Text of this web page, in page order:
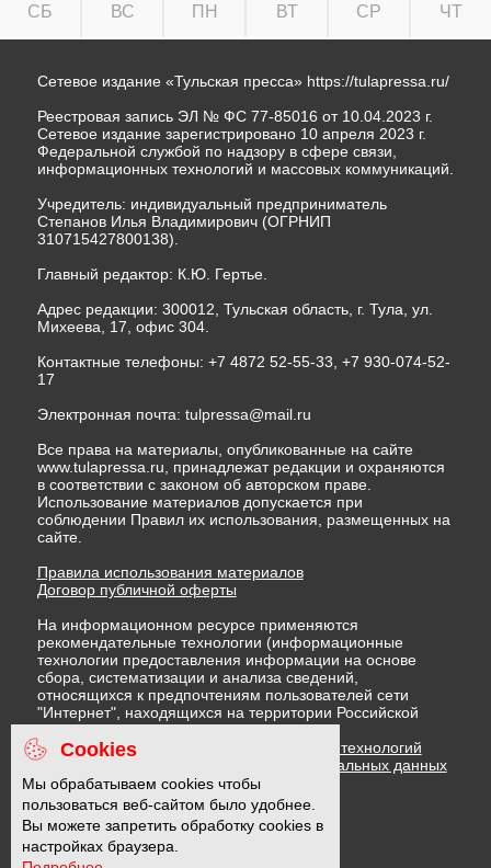
СБ ВС ПН ВТ СР ЧТ
Сетевое издание «Тульская пресса» https://tulapressa.ru/
Реестровая запись ЭЛ № ФС 77-85016 от 10.04.2023 г.
Сетевое издание зарегистрировано 10 апреля 2023 г.
Федеральной службой по надзору в сфере связи,
информационных технологий и массовых коммуникаций.
Учредитель: индивидуальный предприниматель
Степанов Илья Владимирович (ОГРНИП
310715427800138).
Главный редактор: К.Ю. Гертье.
Адрес редакции: 300012, Тульская область, г. Тула, ул.
Михеева, 17, офис 304.
Контактные телефоны: +7 4872 52-55-33, +7 930-074-52-
17
Электронная почта: tulpressa@mail.ru
Все права на материалы, опубликованные на сайте
www.tulapressa.ru, принадлежат редакции и охраняются
в соответствии с законом об авторском праве.
Использование материалов допускается при
соблюдении Правил их использования, размещенных на
сайте.
Правила использования материалов
Договор публичной оферты
На информационном ресурсе применяются
рекомендательные технологии (информационные
технологии предоставления информации на основе
сбора, систематизации и анализа сведений,
относящихся к предпочтениям пользователей сети
"Интернет", находящихся на территории Российской
Федерации)
Правила применения рекомендательных технологий
Политика в отношении обработки персональных данных
Политика обработки файлов cookie
16 +
Cookies
Мы обрабатываем cookies чтобы
пользоваться веб-сайтом было удобнее.
Вы можете запретить обработку cookies в
настройках браузера.